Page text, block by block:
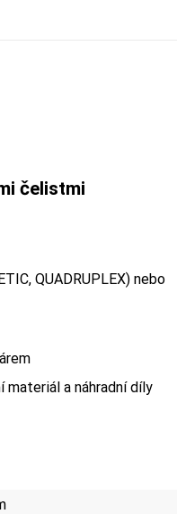
čelistmi
QUADRUPLEX) nebo
materiál a náhradní díly